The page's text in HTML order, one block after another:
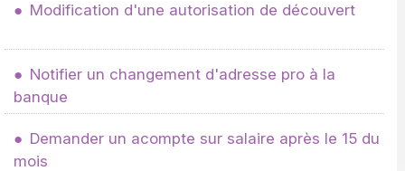
Modification d'une autorisation de découvert
Notifier un changement d'adresse pro à la
banque
Demander un acompte sur salaire après le 15 du
mois